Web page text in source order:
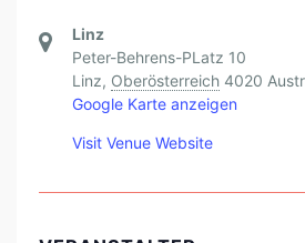
Linz
Peter-Behrens-PLatz 10
Linz, Oberösterreich 4020
Google Karte anzeigen
Visit Venue Website